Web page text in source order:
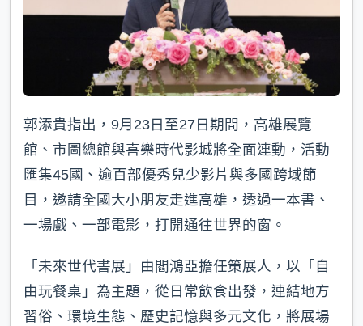
郭添貴指出，9月23日至27日期間，高雄展覽
館、市圖總館與喜樂時代影城將全面連動，活動
匯集45國、逾百部優秀兒少影片與多國跨域節
目，邀請全國大小朋友走進高雄，透過一本書、
一場戲、一部電影，打開通往世界的窗。
「未來世代書展」由閻鴻亞擔任策展人，以「自
由玩餐桌」為主題，從日常飲食出發，連結地方
習俗、環境生態、歷史記憶與多元文化，將展場